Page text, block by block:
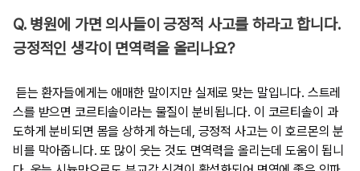
Q. 병원에 가면 의사들이 긍정적 사고를 하라고 합니다.
긍정적인 생각이 면역력을 올리나요?
듣는 환자들에게는 애매한 말이지만 실제로 맞는 말입니다. 스트레
스를 받으면 코르티솔이라는 물질이 분비됩니다. 이 코르티솔이 과
도하게 분비되면 몸을 상하게 하는데, 긍정적 사고는 이 호르몬의 분
비를 막아줍니다. 또 많이 웃는 것도 면역력을 올리는데 도움이 됩니